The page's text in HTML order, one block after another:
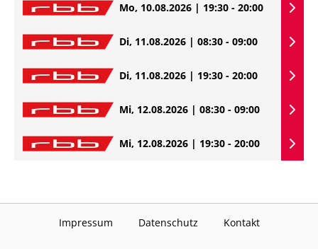
Mo, 10.08.2026 | 19:30 - 20:00
Di, 11.08.2026 | 08:30 - 09:00
Di, 11.08.2026 | 19:30 - 20:00
Mi, 12.08.2026 | 08:30 - 09:00
Mi, 12.08.2026 | 19:30 - 20:00
Impressum Datenschutz Kontakt